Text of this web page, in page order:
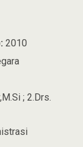
2010
; 2.Drs.